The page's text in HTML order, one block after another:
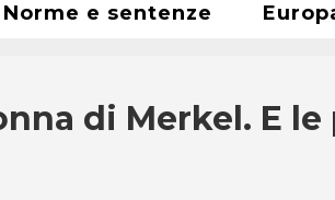
Norme e sentenze
di Merkel. E le